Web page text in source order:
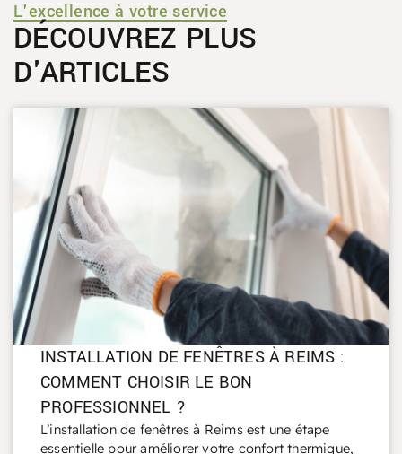
L'excellence à votre service
DÉCOUVREZ PLUS
D'ARTICLES
INSTALLATION DE FENÊTRES À REIMS :
COMMENT CHOISIR LE BON
PROFESSIONNEL ?
L’installation de fenêtres à Reims est une étape
essentielle pour améliorer votre confort thermique,